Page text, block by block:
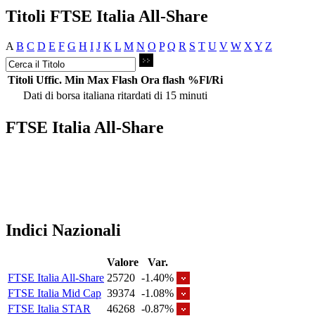
Titoli FTSE Italia All-Share
A B C D E F G H I J K L M N O P Q R S T U V W X Y Z
Titoli Uffic. Min Max Flash Ora flash %Fl/Ri
Dati di borsa italiana ritardati di 15 minuti
FTSE Italia All-Share
Indici Nazionali
Valore
Var.
FTSE Italia All-Share 25720 -1.40%
FTSE Italia Mid Cap 39374 -1.08%
FTSE Italia STAR
46268 -0.87%